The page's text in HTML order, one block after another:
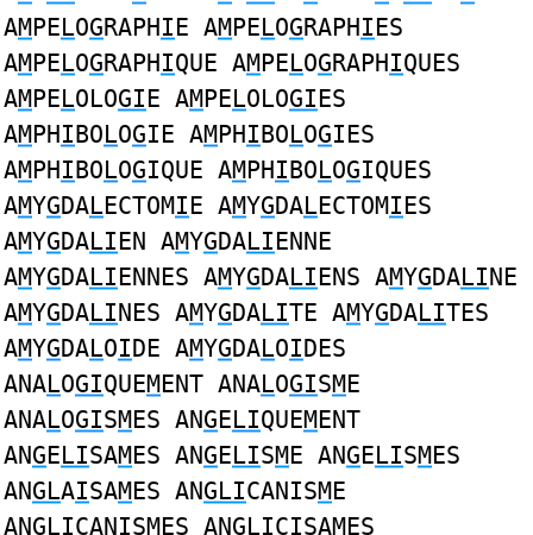
AMPELOGRAPHIE AMPELOGRAPHIES
AMPELOGRAPHIQUE AMPELOGRAPHIQUES
AMPELOLOGIE AMPELOLOGIES
AMPHIBOLOGIE AMPHIBOLOGIES
AMPHIBOLOGIQUE AMPHIBOLOGIQUES
AMYGDALECTOMIE AMYGDALECTOMIES
AMYGDALIEN AMYGDALIENNE
AMYGDALIENNES AMYGDALIENS AMYGDALINE
AMYGDALINES AMYGDALITE AMYGDALITES
AMYGDALOIDE AMYGDALOIDES
ANALOGIQUEMENT ANALOGISME
ANALOGISMES ANGELIQUEMENT
ANGELISAMES ANGELISME ANGELISMES
ANGLAISAMES ANGLICANISME
ANGLICANISMES ANGLICISAMES